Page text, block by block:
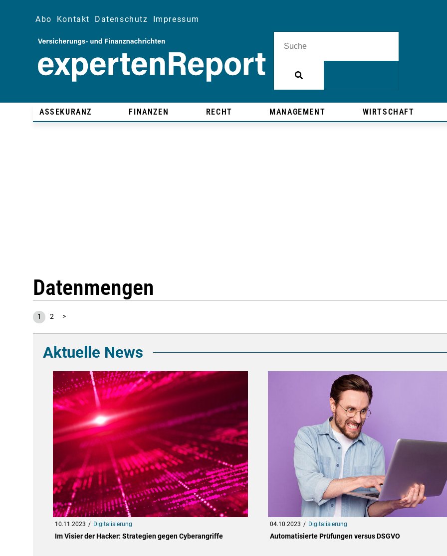
Abo Kontakt Datenschutz Impressum
ASSEKURANZ FINANZEN RECHT MANAGEMENT WIRTSCHAFT
Datenmengen
1 2 >
Aktuelle News
10.11.2023 Digitalisierung
Im Visier der Hacker: Strategien gegen Cyberangriffe
04.10.2023 Digitalisierung
Automatisierte Prüfungen versus DSGVO